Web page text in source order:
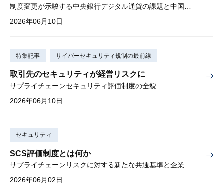
制度変更が示唆する中央銀行デジタル通貨の課題と中国の現実解
2026年06月10日
特集記事 サイバーセキュリティ規制の最前線
取引先のセキュリティが経営リスクに
サプライチェーンセキュリティ評価制度の全貌
2026年06月10日
セキュリティ
SCS評価制度とは何か
サプライチェーンリスクに対する新たな共通基準と企業が取るべき対応
2026年06月02日